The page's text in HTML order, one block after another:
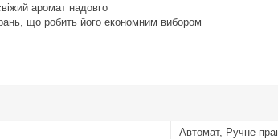
аромат надовго
що робить його економним вибором
Автомат, Ручне